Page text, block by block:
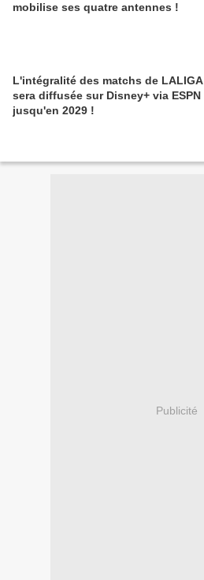
mobilise ses quatre antennes !
L'intégralité des matchs de LALIGA
sera diffusée sur Disney+ via ESPN
jusqu'en 2029 !
Publicité